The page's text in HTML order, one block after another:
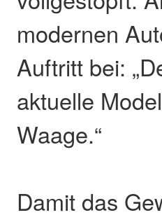
modernen
Auftritt bei:
aktuelle
Waage.“
Damit das